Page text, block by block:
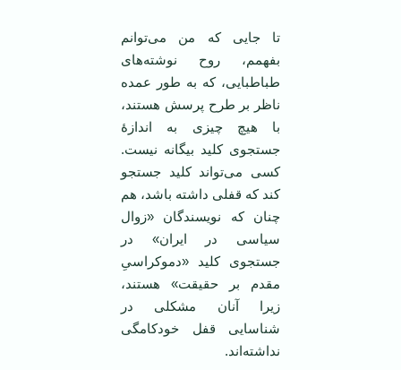
تا جایی که من می‌توانم
بفهمم، روح نوشته‌های
طباطبایی، که به طور عمده
ناظر بر طرح پرسش هستند،
با هیچ چیزی به اندازۀ
جستجوی کلید بیگانه نیست.
کسی می‌تواند کلید جستجو
کند که قفلی داشته باشد، هم
چنان که نویسندگان «زوال
سیاسی در ایران» در
جستجوی کلید «دموکراسیِ
مقدم بر حقیقت» هستند،
زیرا آنان مشکلی در
شناسایی قفل خودکامگی
نداشته‌اند.